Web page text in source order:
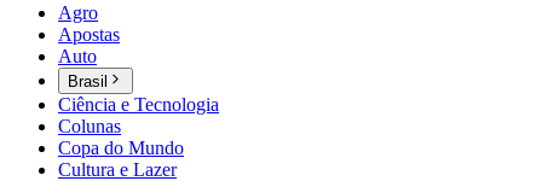
Agro
Apostas
Auto
Brasil
Ciência e Tecnologia
Colunas
Copa do Mundo
Cultura e Lazer